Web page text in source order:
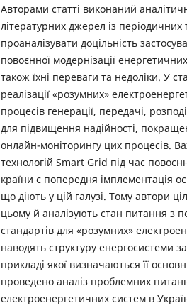
Авторами статті виконаний
літературних джерел із
проаналізувати доцільність
повоєнної модернізації
також їхні переваги та недоліки. У
реалізації «розумних»
процесів генерації, передачі,
для підвищення надійності,
онлайн-моніторингу цих процесів.
технологій Smart Grid під час
країни є попередня імплементація
що діють у цій галузі. Тому автори
цьому й аналізують стан питання з
стандартів для «розумних»
наводять структуру енергосистеми
прикладі якої визначаються її
проведено аналіз проблемних
електроенергетичних систем в